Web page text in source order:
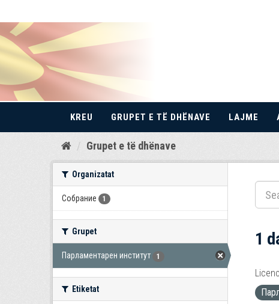
Kalo
KREU GRUPET E TË DHËNAVE LAJME
Grupet e të dhënave
Organizatat
Собрание 1
Grupet
Парламентарен институт 1
Etiketat
1